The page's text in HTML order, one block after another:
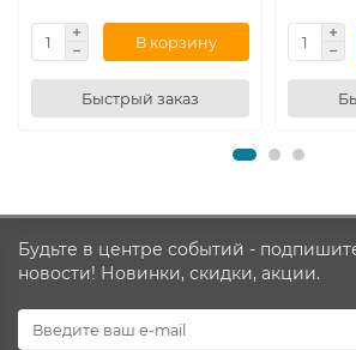
В корзину
Быстрый заказ
Будьте в центре событий -
новости! Новинки, скидки, акции.